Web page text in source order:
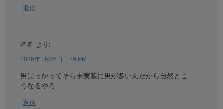
返信
匿名 より:
2026年1月26日 1:29 PM
男ばっかってそら未実装に男が多いんだから自然とこ
うなるやろ……
返信